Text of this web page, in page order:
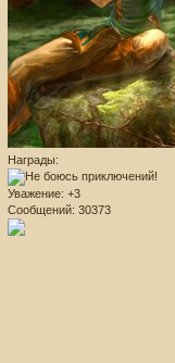
Награды:
Уважение: +3
Сообщений: 30373